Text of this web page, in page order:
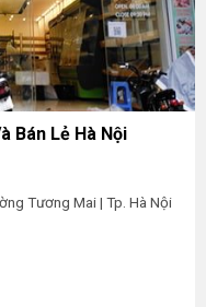
Bán Lẻ Hà Nội
Tương Mai | Tp. Hà Nội